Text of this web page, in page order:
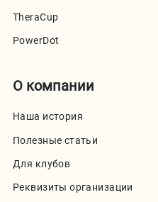
TheraCup
PowerDot
О компании
Наша история
Полезные статьи
Для клубов
Реквизиты организации